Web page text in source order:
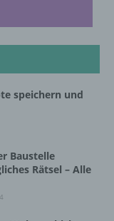
speichern und
Baustelle
Rätsel – Alle
verarbeitet
ohne Hilfe
die
Speicherung,
das